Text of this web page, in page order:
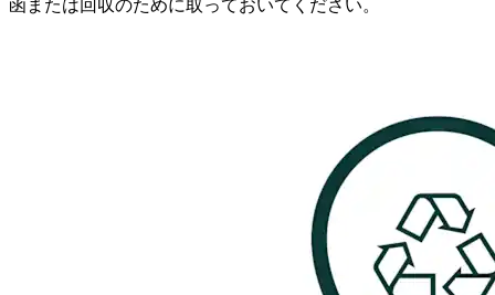
函または回収のために取っておいてください。